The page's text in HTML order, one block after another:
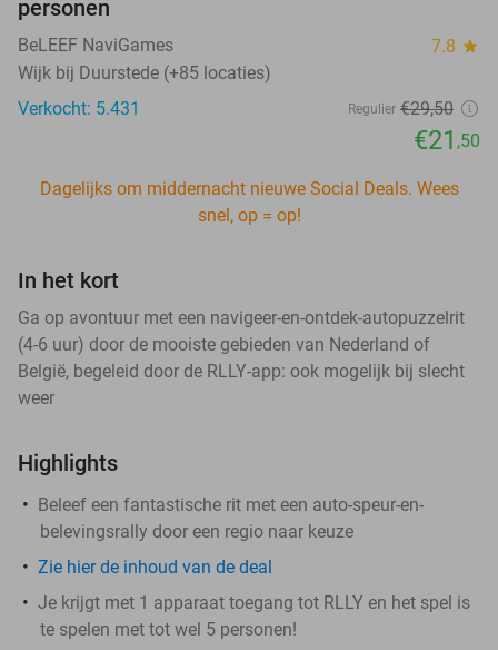
personen
BeLEEF NaviGames 7.8 star
Wijk bij Duurstede (+85 locaties)
Verkocht: 5.431
Regulier €29,50
€21 ,50
Dagelijks om middernacht nieuwe Social Deals. Wees
snel, op = op!
In het kort
Ga op avontuur met een navigeer-en-ontdek-autopuzzelrit
(4-6 uur) door de mooiste gebieden van Nederland of
België, begeleid door de RLLY-app: ook mogelijk bij slecht
weer
Highlights
Beleef een fantastische rit met een auto-speur-en-
belevingsrally door een regio naar keuze
Zie hier de inhoud van de deal
Je krijgt met 1 apparaat toegang tot RLLY en het spel is
te spelen met tot wel 5 personen!